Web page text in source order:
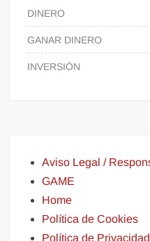
DINERO
GANAR DINERO
INVERSIÓN
Aviso Legal /
GAME
Home
Política de Cookies
Política de